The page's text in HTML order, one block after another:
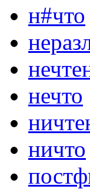
н#что
нечто
ничто